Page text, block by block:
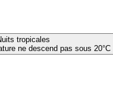
tropicales
ne descend pas sous 20°C